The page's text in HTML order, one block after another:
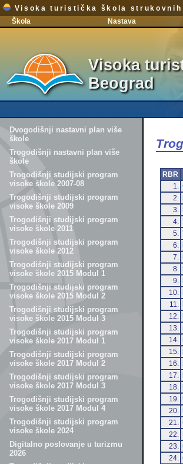
Visoka turistička škola strukovnih
Škola
Nastava
Visoka
Beograd
Dvogodišnji nastavni plan više
škole
Trogodišnji nastavni plan više
škole
Trogodišnji studijski program
visoke škole 2007-08
Trogodišnji studijski program
visoke škole 2009
Trogodišnji studijski program
visoke škole 2011
Trogodišnji studijski program
visoke škole 2012
Trogodišnji studijski program
visoke škole 2015 Modul 1
Trogodišnji studijski program
visoke škole 2015 Modul 2
Trogodišnji studijski program
visoke škole 2015 Modul 3
Trogodišnji studijski program
visoke škole 2017 Modul 1
Trogodišnji studijski program
visoke škole 2017 Modul 2
Trogodišnji studijski program
visoke škole 2017 Modul 3
Trogodišnji studijski program
visoke škole 2017 Modul 4
Trogodišnji studijski program
visoke škole 2024
Digitalno poslovanje u turizmu
2026
RBR
1.
2.
3.
4.
5.
6.
7.
8.
9.
10.
11.
12.
13.
14.
15.
16.
17.
18.
19.
20.
21.
22.
23.
24.